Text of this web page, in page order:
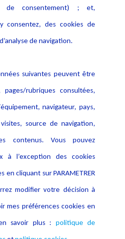
Publications
de consentement) ; et,
consentez, des cookies de
de navigation.
suivantes peuvent être
rubriques consultées,
navigateur, pays,
source de navigation,
contenus. Vous pouvez
à l’exception des cookies
en cliquant sur PARAMETRER
modifier votre décision à
mes préférences cookies en
savoir plus : politique de